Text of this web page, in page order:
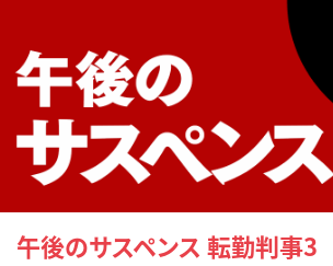
午後のサスペンス 転勤判事3